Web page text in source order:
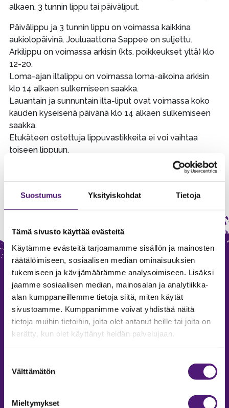
Suostumus Yksityiskohdat Tietoja
Tämä sivusto käyttää evästeitä
Käytämme evästeitä tarjoamamme sisällön ja mainosten
räätälöimiseen, sosiaalisen median ominaisuuksien
tukemiseen ja kävijämäärämme analysoimiseen. Lisäksi
jaamme sosiaalisen median, mainosalan ja analytiikka-
alan kumppaneillemme tietoja siitä, miten käytät
sivustoamme. Kumppanimme voivat yhdistää näitä
tietoja muihin tietoihin, joita olet antanut heille tai joita on
kerätty, kun olet käyttänyt heidän palvelujaan.
valinta
Välttämätön
Mieltymykset
alkaen, 3 tunnin lippu tai päiväliput.
Päivälippu ja 3 tunnin lippu on voimassa kaikkina
aukiolopäivinä. Jouluaattona Sappee on suljettu.
Arkilippu on voimassa arkisin (kts. poikkeukset yltä) klo
12-20.
Loma-ajan iltalippu on voimassa loma-aikoina arkisin
klo 14 alkaen sulkemiseen saakka.
Lauantain ja sunnuntain ilta-liput ovat voimassa koko
kauden kyseisenä päivänä klo 14 alkaen sulkemiseen
saakka.
Etukäteen ostettuja lippuvastikkeita ei voi vaihtaa
toiseen lippuun.
SAPPEE RESORT